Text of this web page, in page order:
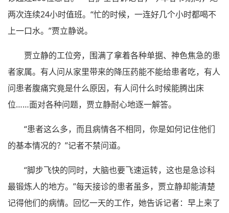
两次连续24小时值班。“忙的时候，一连好几个小时都喝不
上一口水。”贾立静说。
贾立静的工位旁，围满了拿着各种单据、神色焦急的患
者家属。有人问从家里带来的降压药能不能给患者吃，有人
问患者腹痛究竟是什么原因，有人问什么时候能腾出床
位……面对各种问题，贾立静耐心地逐一解答。
“患者这么多，而且病情各不相同，你是如何记住他们
的基本情况的？”记者不禁问道。
“脚步飞快的同时，大脑也要飞速运转，这也是急诊科
最锻炼人的地方。”每天接诊的患者虽多，贾立静却能清楚
记得他们的病情。回忆一天的工作，她告诉记者：早上来了